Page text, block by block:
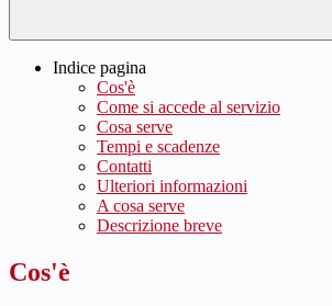
Indice pagina
Cos'è
Come si accede al servizio
Cosa serve
Tempi e scadenze
Contatti
Ulteriori informazioni
A cosa serve
Descrizione breve
Cos'è